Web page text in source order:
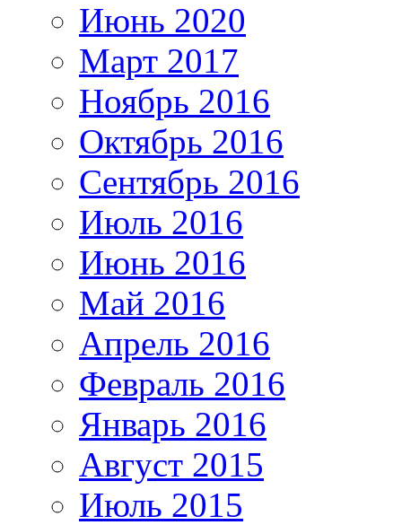
Июнь 2020
Март 2017
Ноябрь 2016
Октябрь 2016
Сентябрь 2016
Июль 2016
Июнь 2016
Май 2016
Апрель 2016
Февраль 2016
Январь 2016
Август 2015
Июль 2015